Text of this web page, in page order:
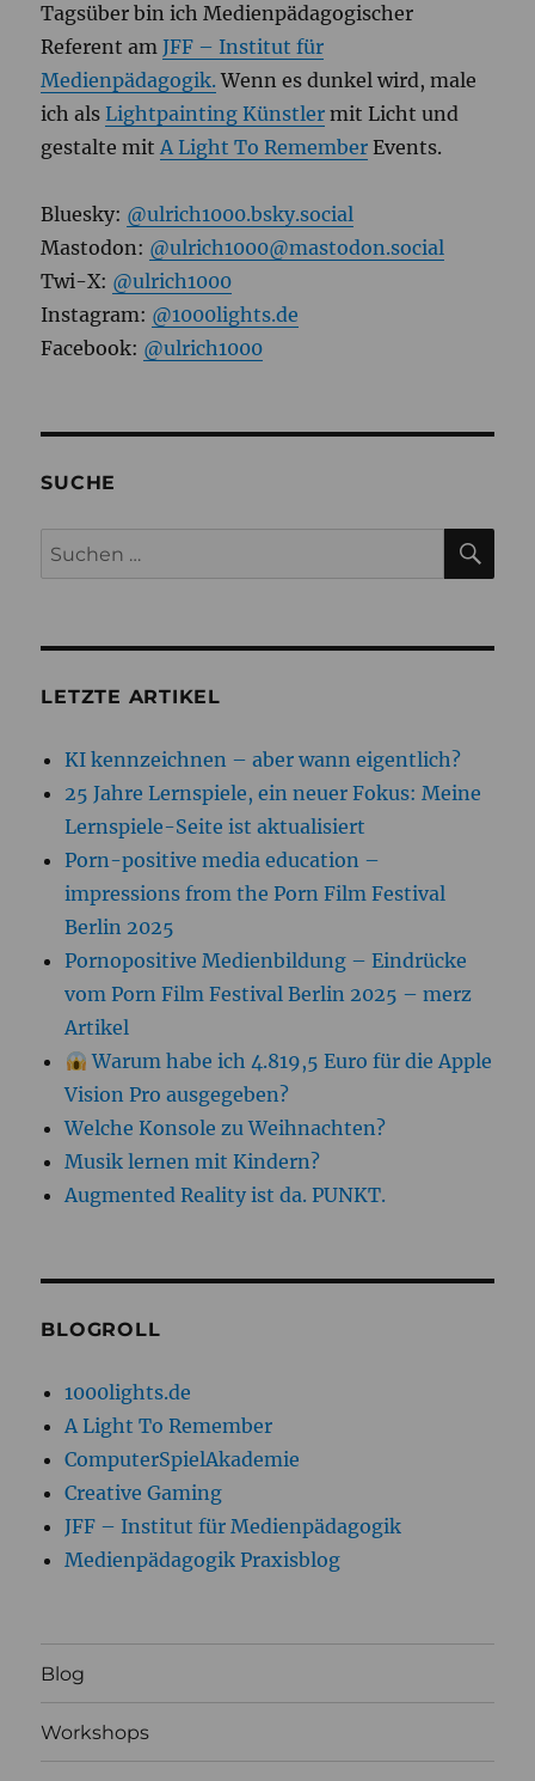
Tagsüber bin ich Medienpädagogischer
Referent amJFF – Institut für
Medienpädagogik. Wenn es dunkel wird, male
ich alsLightpainting Künstler mit Licht und
gestalte mitA Light To Remember Events.
Bluesky: @ulrich1000.bsky.social
Mastodon: @ulrich1000@mastodon.social
Twi-X: @ulrich1000
Instagram: @1000lights.de
Facebook: @ulrich1000
SUCHE
Suchen
nach:
LETZTE ARTIKEL
KI kennzeichnen – aber wann eigentlich?
25 Jahre Lernspiele, ein neuer Fokus: Meine
Lernspiele-Seite ist aktualisiert
Porn-positive media education –
impressions from the Porn Film Festival
Berlin 2025
Pornopositive Medienbildung – Eindrücke
vom Porn Film Festival Berlin 2025 – merz
Artikel
Warum habe ich 4.819,5 Euro für die Apple
Vision Pro ausgegeben?
Welche Konsole zu Weihnachten?
Musik lernen mit Kindern?
Augmented Reality ist da. PUNKT.
BLOGROLL
1000lights.de
A Light To Remember
ComputerSpielAkademie
Creative Gaming
JFF – Institut für Medienpädagogik
Medienpädagogik Praxisblog
Blog
Workshops